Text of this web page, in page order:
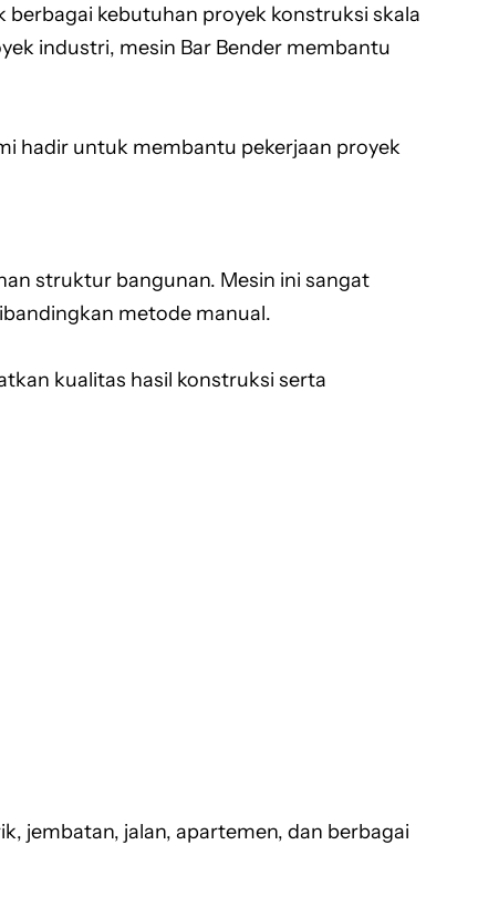
berbagai kebutuhan proyek konstruksi skala
industri, mesin Bar Bender membantu
hadir untuk membantu pekerjaan proyek
struktur bangunan. Mesin ini sangat
metode manual.
kualitas hasil konstruksi serta
jembatan, jalan, apartemen, dan berbagai